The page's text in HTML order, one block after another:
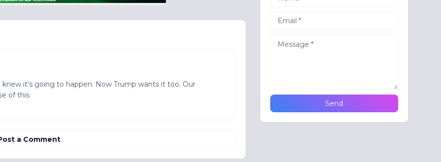
it's going to happen. Now Trump wants it too. Our
of this
a Comment